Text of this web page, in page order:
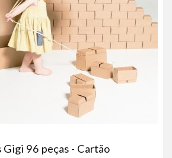
Gigi 96 peças - Cartão